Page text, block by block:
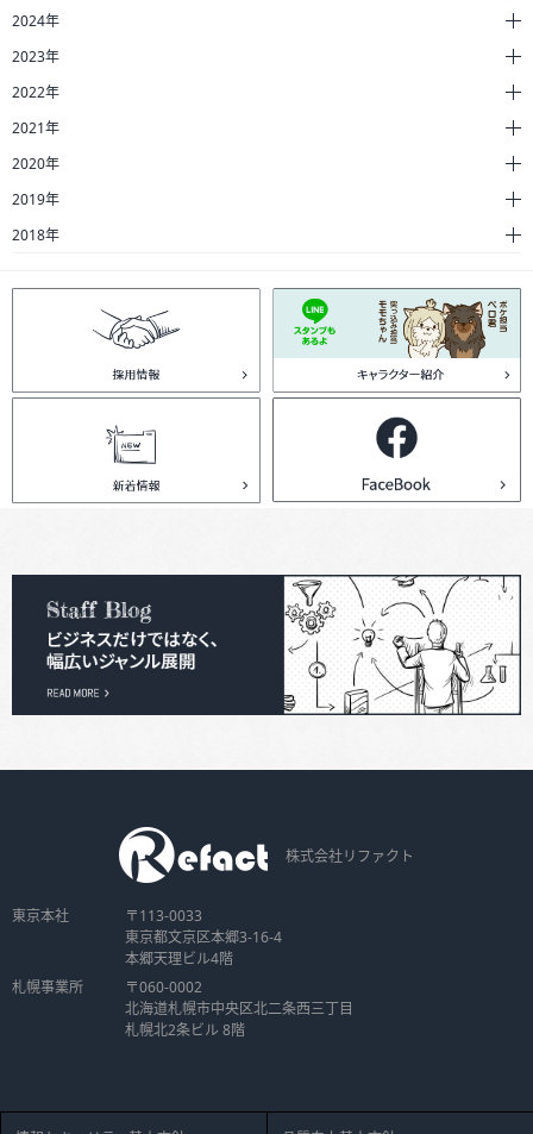
2024年
2023年
2022年
2021年
2020年
2019年
2018年
株式会社リファクト
東京本社
〒113-0033
東京都文京区本郷3-16-4
本郷天理ビル4階
札幌事業所
〒060-0002
北海道札幌市中央区北二条西三丁目
札幌北2条ビル 8階